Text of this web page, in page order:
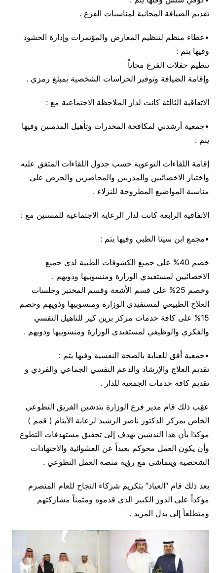
تقديم الضيافة المجانية لمناسبات الفرع .
•عطاء منظم لتنظيم المعارض والمؤتمرات وإدارة الحشود
وفيها يتم :
تنظيم حفلات الفرع مجاناً
وإقامة الضيافة وتوفير الحراسات الشخصية بمبلغ رمزي .
الاتفاقية الثالثة كانت لدار الملاحظة الاجتماعية مع :
•جمعية أرشدني لمكافحة المخدرات وتأهيل المدمنين وفيها
يتم :
إقامة اللقاءات التوعوية حسب جدول اللقاءات المتفق عليه
واختيار الاخصائيين والمدربين والمحاضرين والحرص على
مناسبة المواضيع المطروحة للنزلاء .
الاتفاقية الرابعة كانت لدار الرعاية الاجتماعية للمسنين مع :
•مجمع ابن سينا الطبي وفيها يتم :
خصم 40% على جميع الكشوفات الطبية لدى جميع
الاخصائيين لمستفيدي الوزارة ومنسوبيها وذويهم .
وخصم 25% على قسم الأشعة وقسم المختبر وجلسات
العلاج الطبيعي لمستفيدي الوزارة ومنسوبيها وذويهم وخصم
15% على كافة خدمات مركز برين كير للتاهيل النفسي
والفكري والوظيفي لمستفيدي الوزارة ومنسوبيها وذويهم .
•جمعية أفق للعناية بالصحة النفسية وفيها يتم :
تقديم العلاج والإرشاد والدعم النفسي الجماعي والفردي و
تقديم كافة خدمات الجمعية للدار .
عقِب ذلك قام مدير فرع الوزارة بتدشين الفريق التطوعي
الخاص بمركز الدكتور ناصر الرشيد لرعاية الأيتام ( قمم )
مؤكدًا بأن هذا التدشين يهدف إلى تحقيق مستهدفات التطوع
وأن يكون العمل محوكم بعيداً عن العشوائية والاجتهادات
الشخصية ويتماشى مع رؤية منصة العمل التطوعي .
بعد ذلك قام “العياد” بتكريم شركاء النجاح للعام المنصرم
مؤكداً على الدور الكبير الذي قدموه ومثمناً مشاركتهم
ومتطلعاً إلى بذل المزيد .